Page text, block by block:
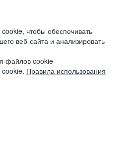
чтобы обеспечивать
веб-сайта и анализировать
файлов cookie
Правила использования